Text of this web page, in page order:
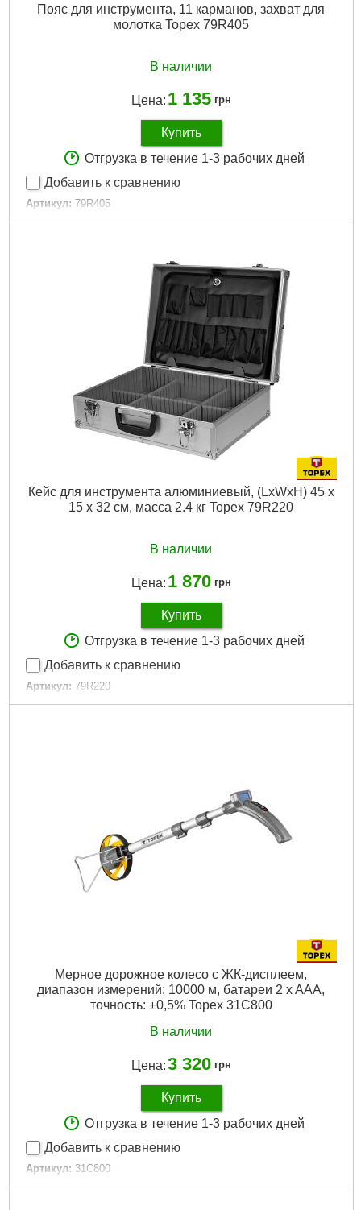
Пояс для инструмента, 11 карманов, захват для
молотка Topex 79R405
В наличии
Цена: 1 135 грн
Купить
Отгрузка в течение 1-3 рабочих дней
Добавить к сравнению
Артикул: 79R405
Код товара: 17.30.58
500x210x60 мм
Подробнее...
Кейс для инструмента алюминиевый, (LxWxH) 45 x
15 x 32 см, масса 2.4 кг Topex 79R220
В наличии
Цена: 1 870 грн
Купить
Отгрузка в течение 1-3 рабочих дней
Добавить к сравнению
Артикул: 79R220
Код товара: 17.30.97
Подробнее...
Мерное дорожное колесо с ЖК-дисплеем,
диапазон измерений: 10000 м, батареи 2 x AAA,
точность: ±0,5% Topex 31C800
В наличии
Цена:3 320 грн
Купить
Отгрузка в течение 1-3 рабочих дней
Добавить к сравнению
Артикул: 31C800
Код товара: 17.26.46